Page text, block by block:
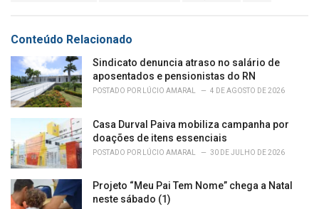
i
e
:
Conteúdo Relacionado
Sindicato denuncia atraso no salário de
aposentados e pensionistas do RN
POSTADO POR LÚCIO AMARAL 4 DE AGOSTO DE 2026
Casa Durval Paiva mobiliza campanha por
doações de itens essenciais
POSTADO POR LÚCIO AMARAL 30 DE JULHO DE 2026
Projeto “Meu Pai Tem Nome” chega a Natal
neste sábado (1)